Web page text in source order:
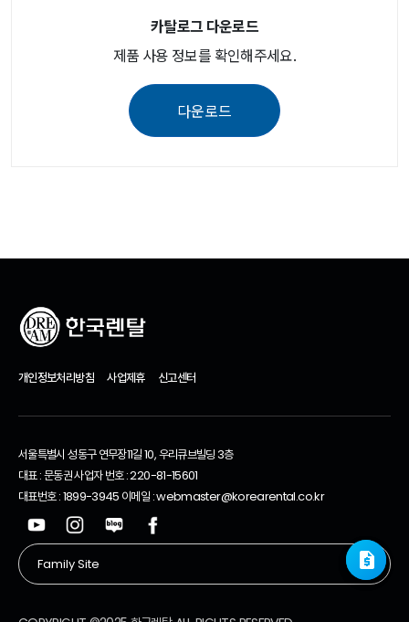
request_quote
카탈로그 다운로드
제품 사용 정보를 확인해주세요.
다운로드
request_quote
개인정보처리방침 사업제휴 신고센터
서울특별시 성동구 연무장11길 10, 우리큐브빌딩 3층
대표 : 문동권 사업자 번호 : 220-81-15601
대표번호 : 1899-3945 이메일 : webmaster@korearental.co.kr